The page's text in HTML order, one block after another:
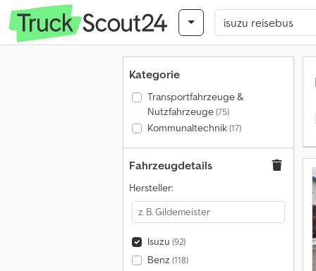
Kategorie
Transportfahrzeuge &
Nutzfahrzeuge(75)
Kommunaltechnik(17)
Fahrzeugdetails
Hersteller:
Isuzu (92)
Benz (118)